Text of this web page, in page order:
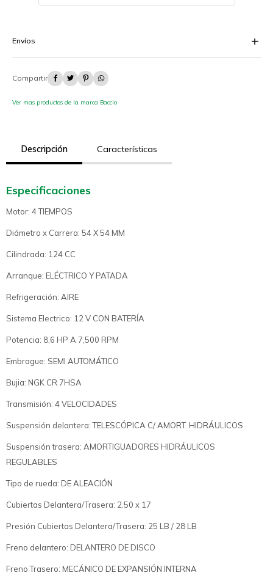
Envíos
   
Ver mas productos de la marca Baccio
Descripción Características
Especificaciones
Motor: 4 TIEMPOS
Diámetro x Carrera: 54 X 54 MM
Cilindrada: 124 CC
Arranque: ELÉCTRICO Y PATADA
Refrigeración: AIRE
Sistema Electrico: 12 V CON BATERÍA
Potencia: 8,6 HP A 7,500 RPM
Embrague: SEMI AUTOMÁTICO
Bujia: NGK CR 7HSA
Transmisión: 4 VELOCIDADES
Suspensión delantera: TELESCÓPICA C/ AMORT. HIDRÁULICOS
Suspensión trasera: AMORTIGUADORES HIDRÁULICOS
REGULABLES
Tipo de rueda: DE ALEACIÓN
Cubiertas Delantera/Trasera: 2.50 x 17
Presión Cubiertas Delantera/Trasera: 25 LB / 28 LB
Freno delantero: DELANTERO DE DISCO
Freno Trasero: MECÁNICO DE EXPANSIÓN INTERNA